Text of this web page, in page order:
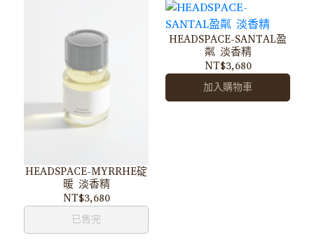
HEADSPACE-MYRRHE碇
暖 淡香精
NT$3,680
已售完
HEADSPACE-SANTAL盈
粼 淡香精
NT$3,680
加入購物車